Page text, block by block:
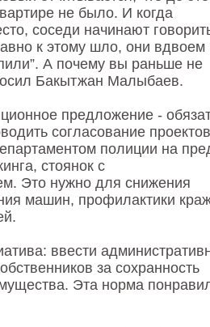
не было. И когда
соседи начинают
к этому шло, они вдвоем
А почему вы раньше не
Бакытжан Малыбаев.
предложение -
согласование проектов
полиции на
стоянок с
Это нужно для снижения
машин, профилактики
ввести
за сохранность
Эта норма